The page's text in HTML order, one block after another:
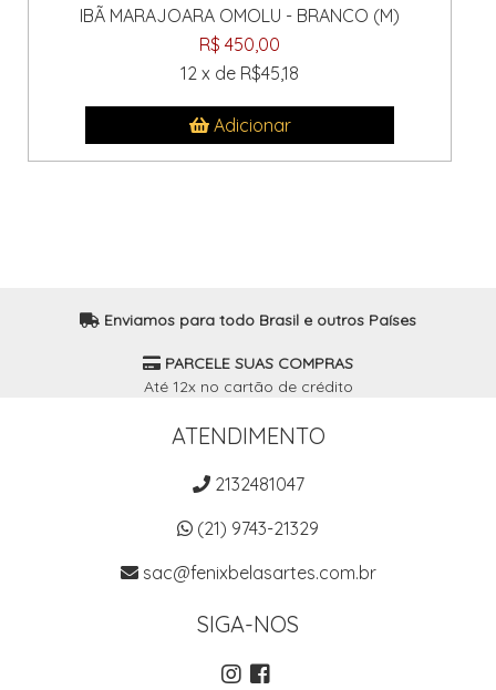
IBÃ MARAJOARA OMOLU - BRANCO (M)
R$ 450,00
12 x de R$45,18
Adicionar
Enviamos para todo Brasil e outros Países
PARCELE SUAS COMPRAS
Até 12x no cartão de crédito
ATENDIMENTO
2132481047
(21) 9743-21329
sac@fenixbelasartes.com.br
SIGA-NOS